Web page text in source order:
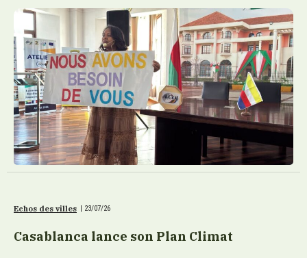
Echos des villes | 23/07/26
Casablanca lance son Plan Climat